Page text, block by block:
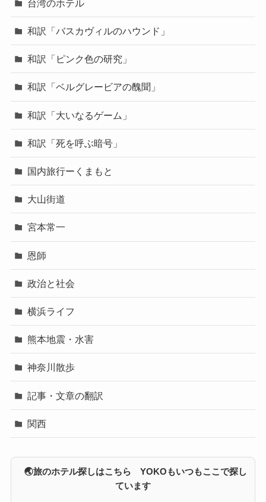
台湾のホテル
和訳「バスカヴィルのハウンド」
和訳「ピンク色の研究」
和訳「ベルグレービアの醜聞」
和訳「大いなるゲーム」
和訳「死を呼ぶ暗号」
国内旅行ーくまもと
大山街道
宮本常一
恩師
政治と社会
横浜ライフ
熊本地震・水害
神奈川散歩
記事・文章の翻訳
関西
🌏旅のホテル探しはこちら YOKOもいつもここで探し
ています